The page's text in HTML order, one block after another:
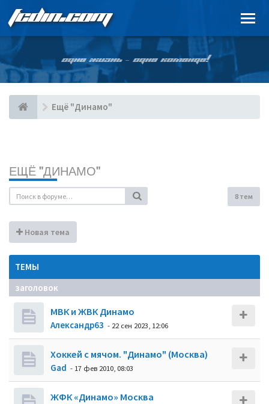
FCDIN.COM
ОДНА ЖИЗНЬ – ОДНА КОМАНДА!
Ещё "Динамо"
ЕЩЁ "ДИНАМО"
8 тем
Новая тема
ТЕМЫ
заголовок
МВК и ЖВК Динамо
Александр63 - 22 сен 2023, 12:06
Хоккей с мячом. "Динамо" (Москва)
Gad - 17 фев 2010, 08:03
ЖФК «Динамо» Москва